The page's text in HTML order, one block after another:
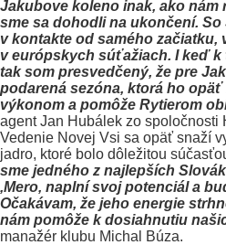
Jakubove koleno inak, ako nám
sme sa dohodli na ukončení.
v kontakte od samého začiatku,
v európskych súťažiach. I keď
tak som presvedčený, že pre
podarená sezóna, ktorá ho
výkonom a pomôže Rytierom
agent Jan Hubálek zo spoločnosti
Vedenie Novej Vsi sa opäť snaží
jadro, ktoré bolo dôležitou
sme jedného z najlepších
‚Mero‚ naplní svoj potenciál a
Očakávam, že jeho energie
nám pomôže k dosiahnutiu
manažér klubu Michal Búza.